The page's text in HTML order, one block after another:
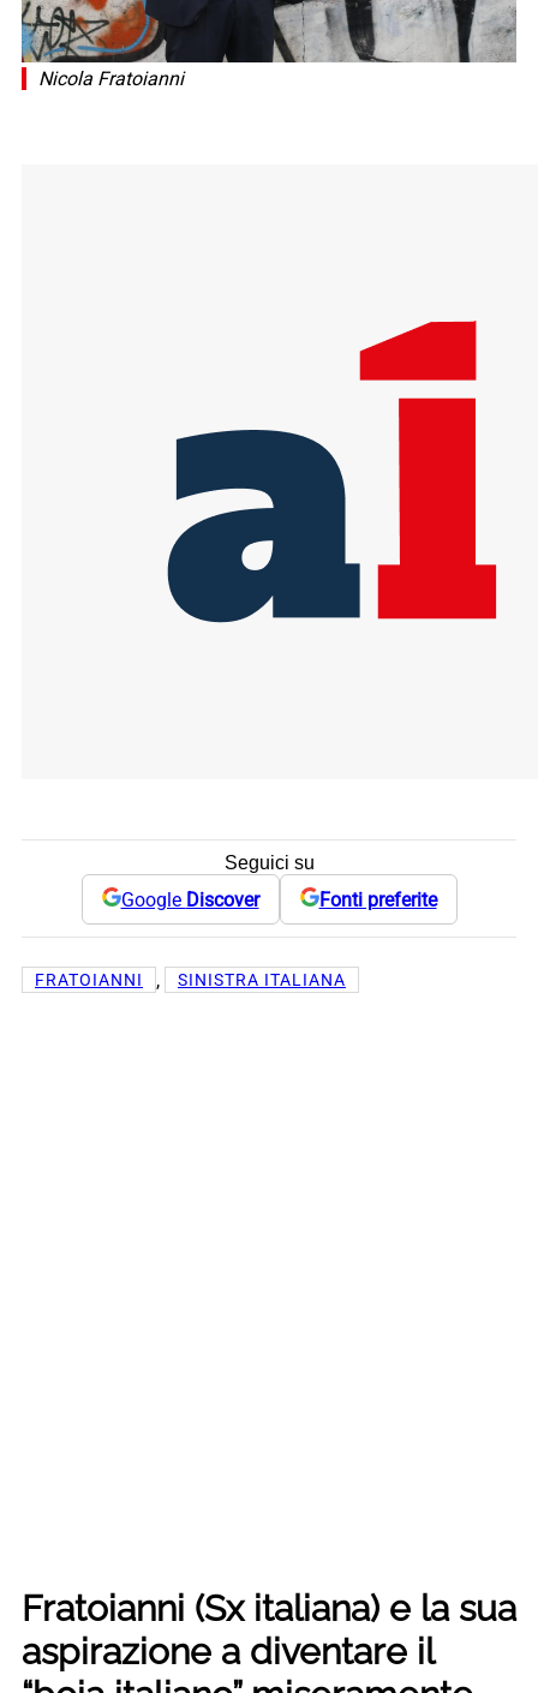
Nicola Fratoianni
Seguici su
Google Discover Fonti preferite
FRATOIANNI , SINISTRA ITALIANA
Fratoianni (Sx italiana) e la sua
aspirazione a diventare il